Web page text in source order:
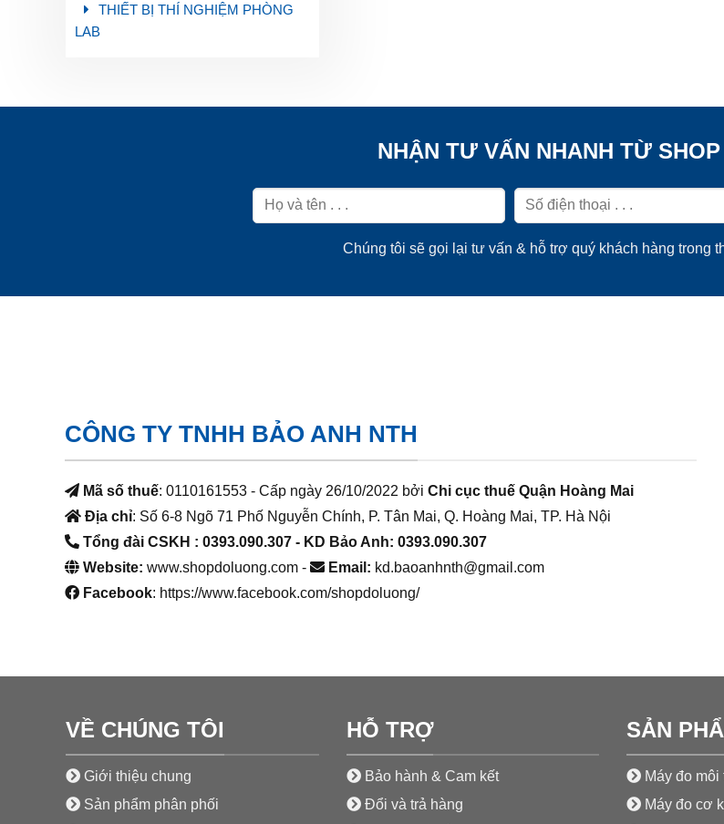
THIẾT BỊ THÍ NGHIỆM PHÒNG
LAB
NHẬN TƯ VẤN NHANH TỪ
Chúng tôi sẽ gọi lại tư vấn & hỗ trợ quý khách hàng trong
CÔNG TY TNHH BẢO ANH NTH
Mã số thuế: 0110161553 - Cấp ngày 26/10/2022 bởi Chi cục thuế Quận Hoàng Mai
Địa chỉ: Số 6-8 Ngõ 71 Phố Nguyễn Chính, P. Tân Mai, Q. Hoàng Mai, TP. Hà Nội
Tổng đài CSKH : 0393.090.307- KD Bảo Anh: 0393.090.307
Website: www.shopdoluong.com - Email: kd.baoanhnth@gmail.com
Facebook: https://www.facebook.com/shopdoluong/
VỀ CHÚNG TÔI
Giới thiệu chung
Sản phẩm phân phối
HỖ TRỢ
Bảo hành & Cam kết
Đổi và trả hàng
SẢN
Máy đo
Máy đo cơ